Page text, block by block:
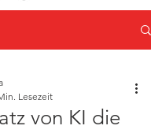
von KI die
Lesezeit